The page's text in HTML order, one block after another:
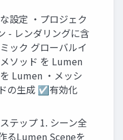
設定 ・プロジェク
- レンダリングに含
ック グローバルイ
ソッド を Lumen
Lumen ・メッシ
の生成 ☑有効化
テップ 1. シーン全
るLumen Sceneを